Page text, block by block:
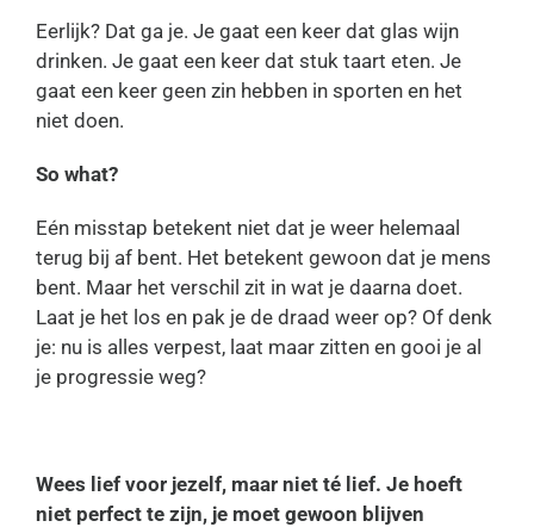
Eerlijk? Dat ga je. Je gaat een keer dat glas wijn
drinken. Je gaat een keer dat stuk taart eten. Je
gaat een keer geen zin hebben in sporten en het
niet doen.
So what?
Eén misstap betekent niet dat je weer helemaal
terug bij af bent. Het betekent gewoon dat je mens
bent. Maar het verschil zit in wat je daarna doet.
Laat je het los en pak je de draad weer op? Of denk
je: nu is alles verpest, laat maar zitten en gooi je al
je progressie weg?
Wees lief voor jezelf, maar niet té lief. Je hoeft
niet perfect te zijn, je moet gewoon blijven